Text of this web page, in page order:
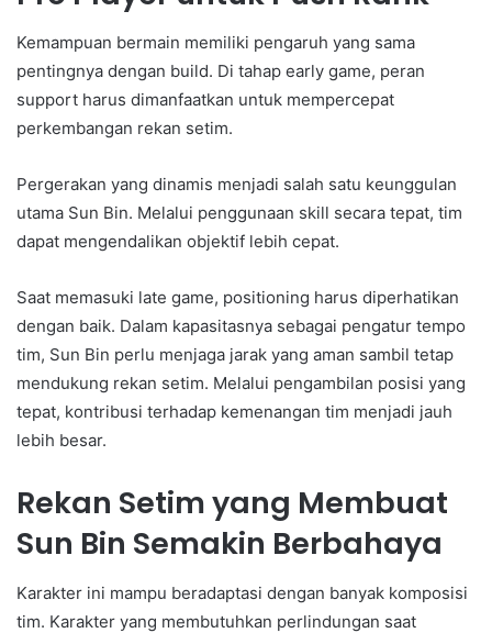
Kemampuan bermain memiliki pengaruh yang sama
pentingnya dengan build. Di tahap early game, peran
support harus dimanfaatkan untuk mempercepat
perkembangan rekan setim.
Pergerakan yang dinamis menjadi salah satu keunggulan
utama Sun Bin. Melalui penggunaan skill secara tepat, tim
dapat mengendalikan objektif lebih cepat.
Saat memasuki late game, positioning harus diperhatikan
dengan baik. Dalam kapasitasnya sebagai pengatur tempo
tim, Sun Bin perlu menjaga jarak yang aman sambil tetap
mendukung rekan setim. Melalui pengambilan posisi yang
tepat, kontribusi terhadap kemenangan tim menjadi jauh
lebih besar.
Rekan Setim yang Membuat
Sun Bin Semakin Berbahaya
Karakter ini mampu beradaptasi dengan banyak komposisi
tim. Karakter yang membutuhkan perlindungan saat